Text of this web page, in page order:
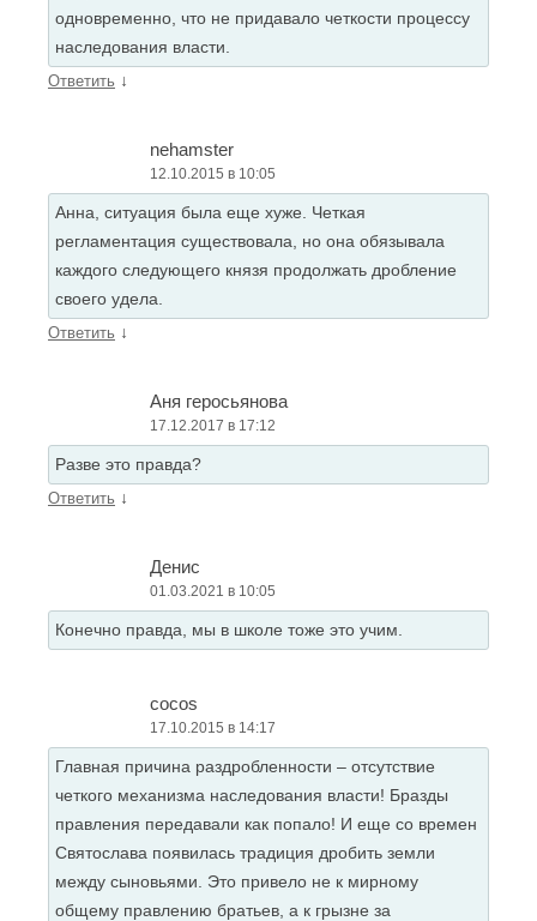
одновременно, что не придавало четкости процессу
наследования власти.
Ответить ↓
nehamster
12.10.2015 в 10:05
Анна, ситуация была еще хуже. Четкая
регламентация существовала, но она обязывала
каждого следующего князя продолжать дробление
своего удела.
Ответить ↓
Аня геросьянова
17.12.2017 в 17:12
Разве это правда?
Ответить ↓
Денис
01.03.2021 в 10:05
Конечно правда, мы в школе тоже это учим.
cocos
17.10.2015 в 14:17
Главная причина раздробленности – отсутствие
четкого механизма наследования власти! Бразды
правления передавали как попало! И еще со времен
Святослава появилась традиция дробить земли
между сыновьями. Это привело не к мирному
общему правлению братьев, а к грызне за